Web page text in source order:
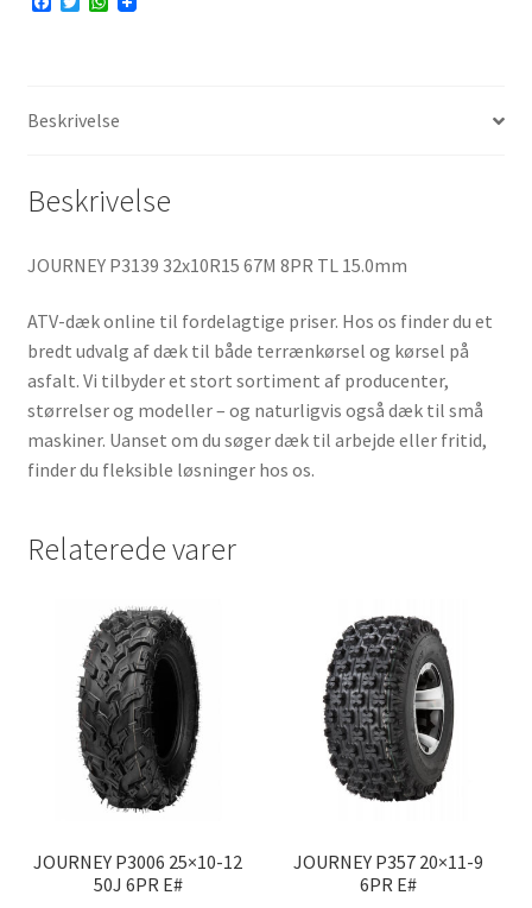
antal
o
r
p
Beskrivelse
Beskrivelse
JOURNEY P3139 32x10R15 67M 8PR TL 15.0mm
ATV-dæk online til fordelagtige priser. Hos os finder du et
bredt udvalg af dæk til både terrænkørsel og kørsel på
asfalt. Vi tilbyder et stort sortiment af producenter,
størrelser og modeller – og naturligvis også dæk til små
maskiner. Uanset om du søger dæk til arbejde eller fritid,
finder du fleksible løsninger hos os.
Relaterede varer
JOURNEY P3006 25×10-12
50J 6PR E#
JOURNEY P357 20×11-9
6PR E#